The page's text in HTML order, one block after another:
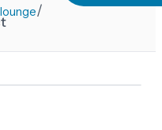
/